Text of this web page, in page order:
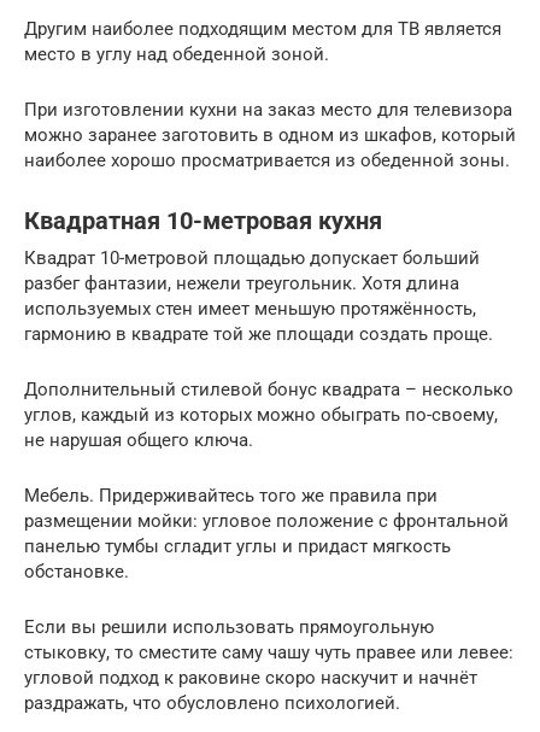
Другим наиболее подходящим местом для ТВ является
место в углу над обеденной зоной.
При изготовлении кухни на заказ место для телевизора
можно заранее заготовить в одном из шкафов, который
наиболее хорошо просматривается из обеденной зоны.
Квадратная 10-метровая кухня
Квадрат 10-метровой площадью допускает больший
разбег фантазии, нежели треугольник. Хотя длина
используемых стен имеет меньшую протяжённость,
гармонию в квадрате той же площади создать проще.
Дополнительный стилевой бонус квадрата – несколько
углов, каждый из которых можно обыграть по-своему,
не нарушая общего ключа.
Мебель. Придерживайтесь того же правила при
размещении мойки: угловое положение с фронтальной
панелью тумбы сгладит углы и придаст мягкость
обстановке.
Если вы решили использовать прямоугольную
стыковку, то сместите саму чашу чуть правее или левее:
угловой подход к раковине скоро наскучит и начнёт
раздражать, что обусловлено психологией.